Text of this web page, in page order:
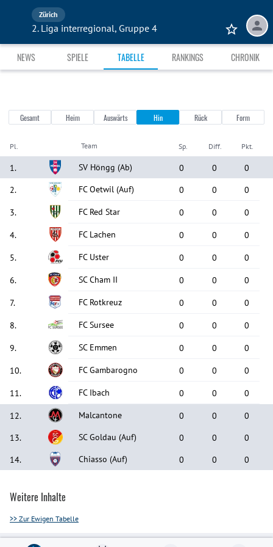
Zürich
2. Liga interregional, Gruppe 4
NEWS SPIELE TABELLE RANKINGS CHRONIK
Gesamt Heim Auswärts Hin Rück Form
Pl. Team Sp. Diff. Pkt.
1. SV Höngg (Ab) 0 0
0
2. FC Oetwil (Auf) 0 0 0
3. FC Red Star 0 0 0
4. FC Lachen 0 0 0
5. FC Uster 0 0 0
6. SC Cham II 0 0 0
7. FC Rotkreuz 0 0 0
8. FC Sursee 0 0 0
9. SC Emmen 0 0 0
10. FC Gambarogno 0 0 0
11. FC Ibach 0 0 0
12. Malcantone 0 0
0
13. SC Goldau (Auf) 0 0
0
14. Chiasso (Auf) 0 0 0
Weitere Inhalte
>> Zur Ewigen Tabelle